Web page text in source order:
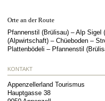
Orte an der Route
Pfannenstil (Brülisau) – Alp Sigel
(Alpwirtschaft) – Chüeboden –
Plattenbödeli – Pfannenstil
KONTAKT
Appenzellerland Tourismus
Hauptgasse 38